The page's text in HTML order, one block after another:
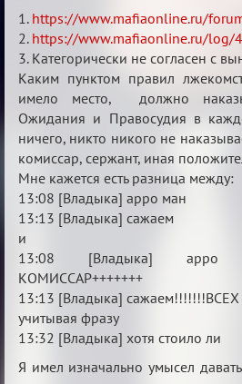
Апелляция
на
дело
Владыка
закрыто
25.02.2025
1. https://www.mafiaonline.ru/
2. https://www.mafiaonline.ru/log/
3. Категорически не согласен с
Каким пунктом правил
имело место, должно
Ожидания и Правосудия в
ничего, никто никого не
комиссар, сержант, иная
Мне кажется есть разница между:
13:08 [Владыка] арро ман
13:13 [Владыка] сажаем
и
13:08 [Владыка] арро
КОМИССАР+++++++
13:13 [Владыка]
учитывая фразу
13:32 [Владыка] хотя стоило ли
Я имел изначально умысел